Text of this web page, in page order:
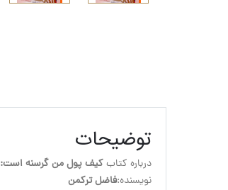
توضیحات
درباره کتاب کیف پول من گرسنه است:
نویسنده:فاضل ترکمن